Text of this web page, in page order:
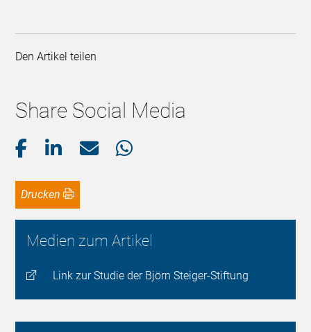
Den Artikel teilen
Share Social Media
Drucken
Medien zum Artikel
Link zur Studie der Björn Steiger-Stiftung